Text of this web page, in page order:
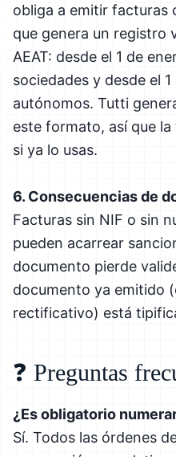
obliga a emitir
que genera un registro
AEAT: desde el 1 de
sociedades y desde el
autónomos. Tutti
este formato, así que
si ya lo usas.
6. Consecuencias de
Facturas sin NIF o sin
pueden acarrear
documento pierde
documento ya emitido
rectificativo) está
❓ Preguntas
¿Es obligatorio
Sí. Todos las órdenes